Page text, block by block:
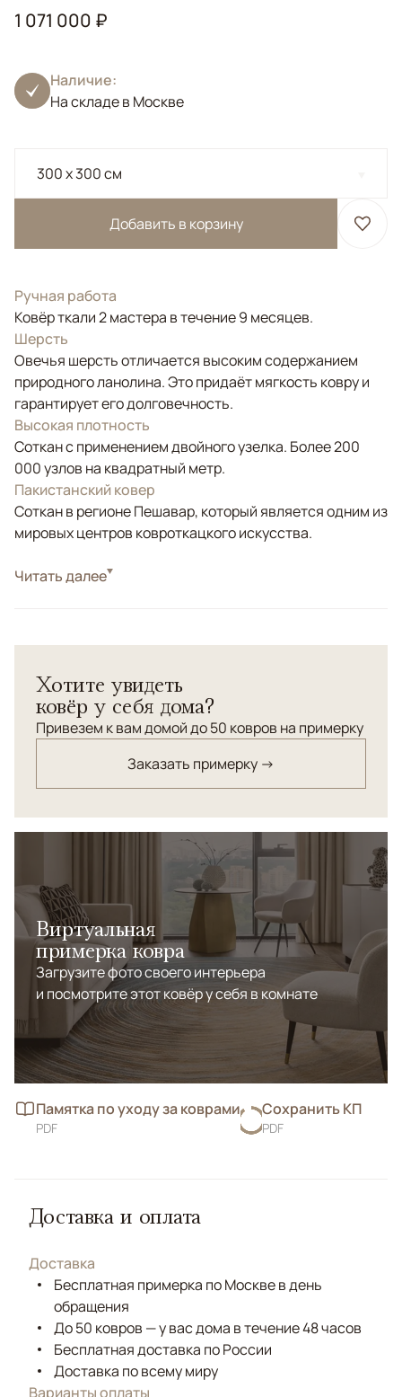
1 071 000 ₽
Наличие:
На складе в Москве
300 x 300 см
Добавить в корзину
Ручная работа
Ковёр ткали 2 мастера в течение 9 месяцев.
Шерсть
Овечья шерсть отличается высоким содержанием
природного ланолина. Это придаёт мягкость ковру и
гарантирует его долговечность.
Высокая плотность
Соткан с применением двойного узелка. Более 200
000 узлов на квадратный метр.
Пакистанский ковер
Соткан в регионе Пешавар, который является одним из
мировых центров ковроткацкого искусства.
СтильКлассические
Читать далее
Хотите увидеть
ковёр у себя дома?
Привезем к вам домой до 50 ковров на примерку
Заказать примерку →
Виртуальная
примерка ковра
Загрузите фото своего интерьера
и посмотрите этот ковёр у себя в комнате
Памятка по уходу за коврами
PDF
Сохранить КП
PDF
Доставка и оплата
Доставка
Бесплатная примерка по Москве в день
обращения
До 50 ковров — у вас дома в течение 48 часов
Бесплатная доставка по России
Доставка по всему миру
Варианты оплаты